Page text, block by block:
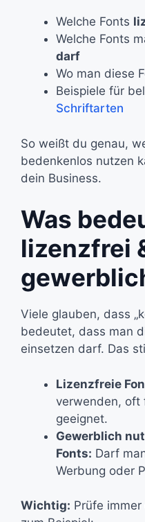
Welche Fonts
Welche Fonts
darf
Wo man diese
Beispiele für
Schriftarten
So weißt du genau,
bedenkenlos nutzen
dein Business.
Was
lizenzfrei
Viele glauben, dass
bedeutet, dass man
einsetzen darf. Das
Lizenzfreie
verwenden, oft
geeignet.
Gewerblich
Fonts: Darf
Werbung oder
Wichtig: Prüfe